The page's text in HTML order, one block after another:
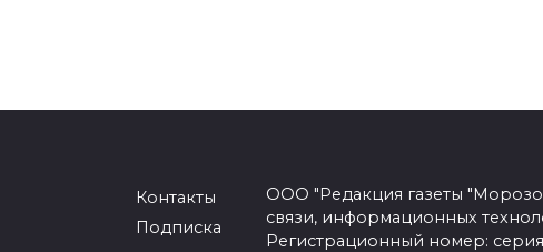
Контакты
Подписка
ООО "Редакция газеты
связи, информационных
Регистрационный номер: